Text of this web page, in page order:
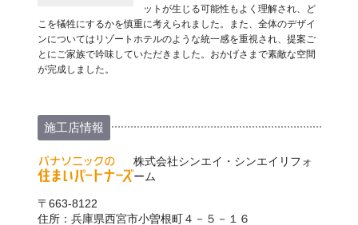
ットが生じる可能性もよく理解され、ど
こを犠牲にするかを慎重に考えられました。また、全体のデザイ
ンについてはリゾートホテルのような統一感を重視され、提案ご
とにご家族で吟味していただきました。おかげさまで素敵な空間
が完成しました。
施工店情報
株式会社シンエイ・シンエイリフォ
ーム
〒663-8122
住所：兵庫県西宮市小曽根町４－５－１６